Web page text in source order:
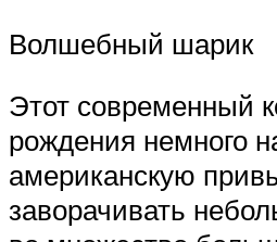
Волшебный шарик
Этот современный
рождения немного
американскую
заворачивать